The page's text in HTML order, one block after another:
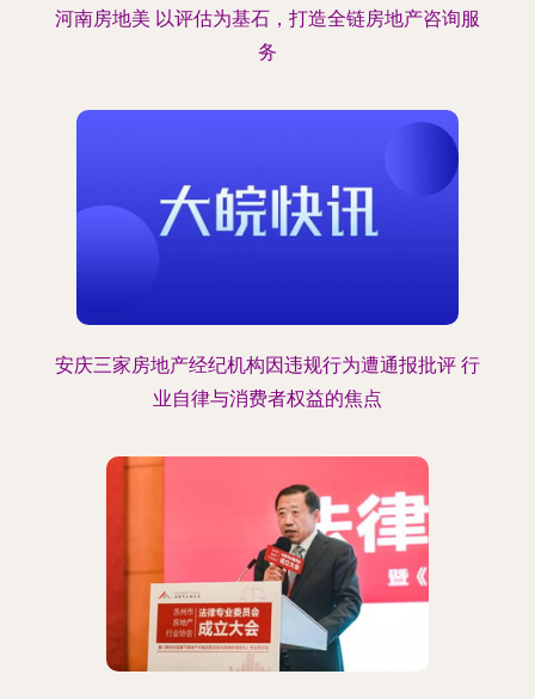
河南房地美 以评估为基石，打造全链房地产咨询服
务
安庆三家房地产经纪机构因违规行为遭通报批评 行
业自律与消费者权益的焦点